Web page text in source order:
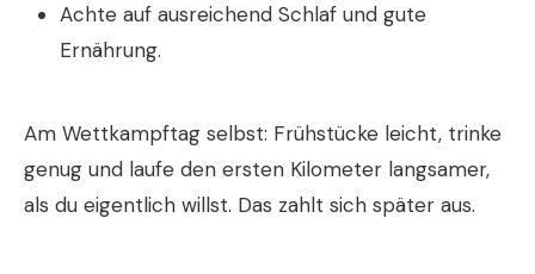
Achte auf ausreichend Schlaf und gute
Ernährung.
Am Wettkampftag selbst: Frühstücke leicht, trinke
genug und laufe den ersten Kilometer langsamer,
als du eigentlich willst. Das zahlt sich später aus.